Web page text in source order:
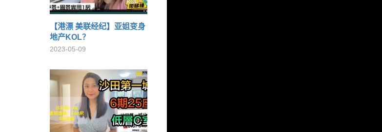
【港漂 美联经纪】亚姐变身
地产KOL？
2023-05-09